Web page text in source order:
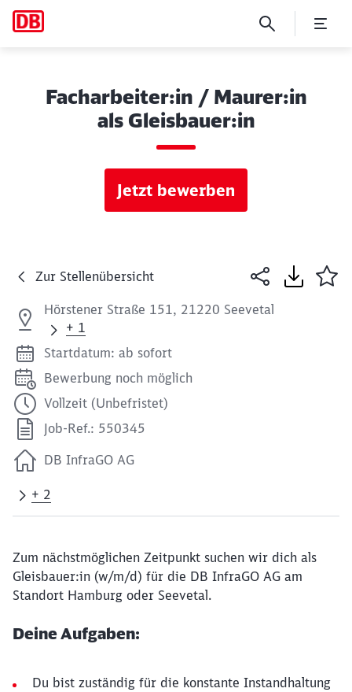
Facharbeiter:in / Maurer:in
als Gleisbauer:in
Jetzt bewerben
Zur Stellenübersicht
Hörstener Straße 151, 21220 Seevetal
+ 1
Startdatum: ab sofort
Bewerbung noch möglich
Vollzeit (Unbefristet)
Job-Ref.: 550345
DB InfraGO AG
+ 2
Zum nächstmöglichen Zeitpunkt suchen wir dich als
Gleisbauer:in (w/m/d) für die DB InfraGO AG am
Standort Hamburg oder Seevetal.
Deine Aufgaben:
Du bist zuständig für die konstante Instandhaltung